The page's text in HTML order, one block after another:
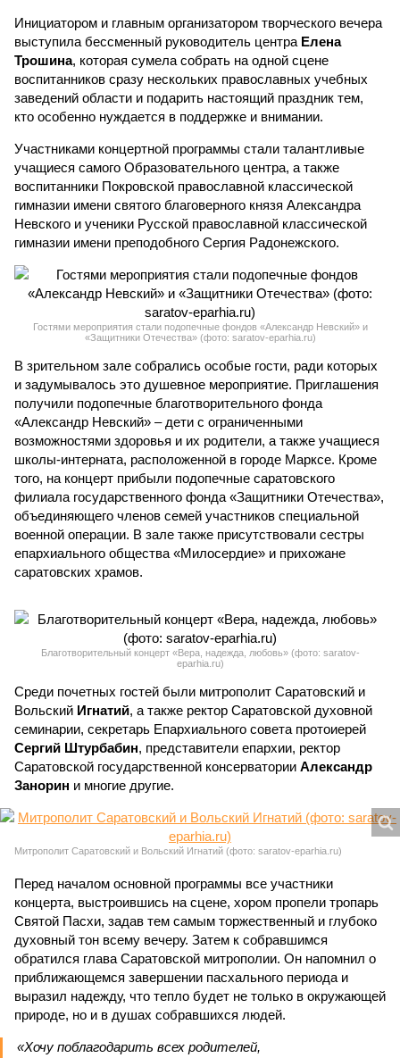
Инициатором и главным организатором творческого вечера
выступила бессменный руководитель центра Елена
Трошина, которая сумела собрать на одной сцене
воспитанников сразу нескольких православных учебных
заведений области и подарить настоящий праздник тем,
кто особенно нуждается в поддержке и внимании.
Участниками концертной программы стали талантливые
учащиеся самого Образовательного центра, а также
воспитанники Покровской православной классической
гимназии имени святого благоверного князя Александра
Невского и ученики Русской православной классической
гимназии имени преподобного Сергия Радонежского.
Гостями мероприятия стали подопечные фондов «Александр Невский» и
«Защитники Отечества» (фото: saratov-eparhia.ru)
В зрительном зале собрались особые гости, ради которых
и задумывалось это душевное мероприятие. Приглашения
получили подопечные благотворительного фонда
«Александр Невский» – дети с ограниченными
возможностями здоровья и их родители, а также учащиеся
школы-интерната, расположенной в городе Марксе. Кроме
того, на концерт прибыли подопечные саратовского
филиала государственного фонда «Защитники Отечества»,
объединяющего членов семей участников специальной
военной операции. В зале также присутствовали сестры
епархиального общества «Милосердие» и прихожане
саратовских храмов.
Благотворительный концерт «Вера, надежда, любовь» (фото: saratov-
eparhia.ru)
Среди почетных гостей были митрополит Саратовский и
Вольский Игнатий, а также ректор Саратовской духовной
семинарии, секретарь Епархиального совета протоиерей
Сергий Штурбабин, представители епархии, ректор
Саратовской государственной консерватории Александр
Занорин и многие другие.
Митрополит Саратовский и Вольский Игнатий (фото: saratov-eparhia.ru)
Перед началом основной программы все участники
концерта, выстроившись на сцене, хором пропели тропарь
Святой Пасхи, задав тем самым торжественный и глубоко
духовный тон всему вечеру. Затем к собравшимся
обратился глава Саратовской митрополии. Он напомнил о
приближающемся завершении пасхального периода и
выразил надежду, что тепло будет не только в окружающей
природе, но и в душах собравшихся людей.
«Хочу поблагодарить всех родителей,